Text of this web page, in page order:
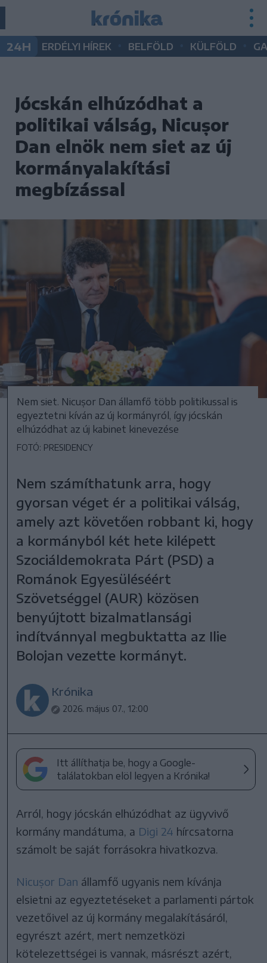
24H ERDÉLYI HÍREK BELFÖLD KÜLFÖLD
Jócskán elhúzódhat a
politikai válság, Nicușor
Dan elnök nem siet az új
kormányalakítási
megbízással
Nem siet. Nicușor Dan államfő több politikussal is
egyeztetni kíván az új kormányról, így jócskán
elhúzódhat az új kabinet kinevezése
FOTÓ: PRESIDENCY
Nem számíthatunk arra, hogy
gyorsan véget ér a politikai válság,
amely azt követően robbant ki, hogy
a kormányból két hete kilépett
Szociáldemokrata Párt (PSD) a
Románok Egyesüléséért
Szövetséggel (AUR) közösen
benyújtott bizalmatlansági
indítvánnyal megbuktatta az Ilie
Bolojan vezette kormányt.
Krónika
2026. május 07., 12:00
Itt állíthatja be, hogy a Google-
találatokban elöl legyen a Krónika!
Arról, hogy jócskán elhúzódhat az ügyvivő
kormány mandátuma, a Digi 24 hírcsatorna
számolt be saját forrásokra hivatkozva.
Nicușor Dan államfő ugyanis nem kívánja
elsietni az egyeztetéseket a parlamenti pártok
vezetőivel az új kormány megalakításáról,
egyrészt azért, mert nemzetközi
kötelezettségei is vannak, másrészt azért,